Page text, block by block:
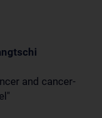
and cancer-